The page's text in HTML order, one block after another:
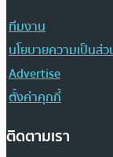
ทีมงาน
นโยบายความเป็นส่
Advertise
ตั้งค่าคุกกี้
ติดตามเรา